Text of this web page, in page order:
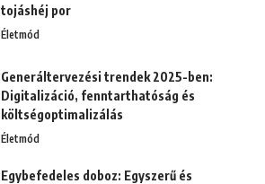
tojáshéj por
Életmód
Generáltervezési trendek 2025-ben:
Digitalizáció, fenntarthatóság és
költségoptimalizálás
Életmód
Egybefedeles doboz: Egyszerű és